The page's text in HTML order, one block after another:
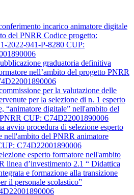
incarico animatore digitale
del PNRR Codice progetto:
2022-941-P-8280 CUP:
graduatoria definitiva
nell’ambito del progetto PNRR
per la valutazione delle
per la selezione di n. 1 esperto
“animatore digitale” nell'ambito del
CUP: C74D22001890006
avvio procedura di selezione esperto
nell'ambito del PNRR animatore
C74D22001890006
esperto formatore nell'ambito
linea d’investimento 2.1 “ Didattica
e formazione alla transizione
il personale scolastico”